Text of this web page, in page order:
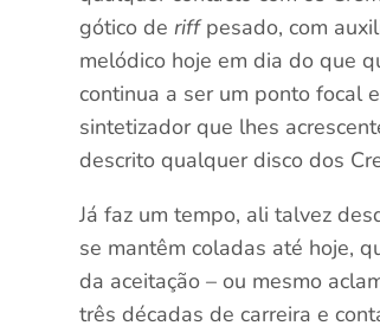
gótico deriffpesado, com
melódico hoje em dia do que
continua a ser um ponto focal
sintetizador que lhes
descrito qualquer disco dos
Já faz um tempo, ali talvez
se mantêm coladas até hoje,
da aceitação – ou mesmo
três décadas de carreira e